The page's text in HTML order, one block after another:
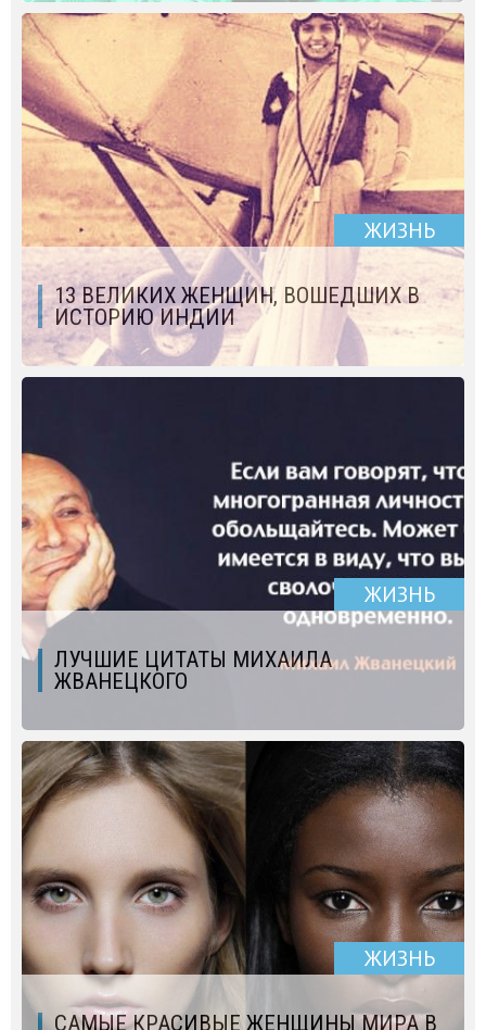
ЖИЗНЬ
13 ВЕЛИКИХ ЖЕНЩИН, ВОШЕДШИХ В
ИСТОРИЮ ИНДИИ
ЖИЗНЬ
ЛУЧШИЕ ЦИТАТЫ МИХАИЛА
ЖВАНЕЦКОГО
ЖИЗНЬ
САМЫЕ КРАСИВЫЕ ЖЕНЩИНЫ МИРА В